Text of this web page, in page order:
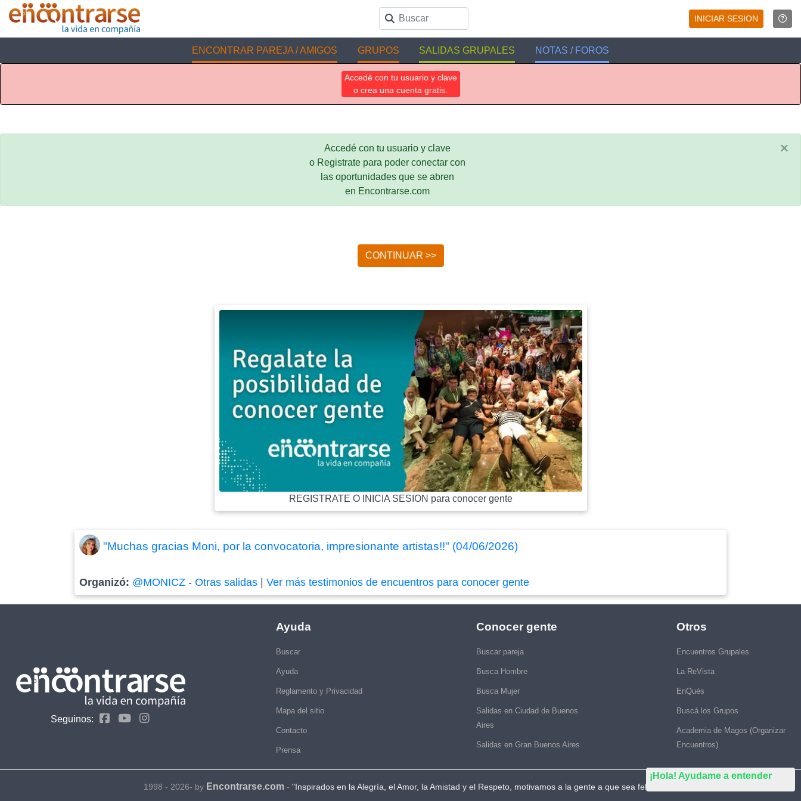
INICIAR SESION
ENCONTRAR PAREJA / AMIGOS GRUPOS SALIDAS GRUPALES NOTAS / FOROS
¡Hola! Ayudame a entender
Accedé con tu usuario y clave
o crea una cuenta gratis.
Accedé con tu usuario y clave
o Registrate para poder conectar con
las oportunidades que se abren
en Encontrarse.com
×
CONTINUAR >>
REGISTRATE O INICIA SESION para conocer gente
"Muchas gracias Moni, por la convocatoria, impresionante artistas!!" (04/06/2026)
Organizó: @MONICZ -Otras salidas |Ver más testimonios de encuentros para conocer gente
Seguinos:
Ayuda
Buscar
Ayuda
Reglamento y Privacidad
Mapa del sitio
Contacto
Prensa
Conocer gente
Buscar pareja
Busca Hombre
Busca Mujer
Salidas en Ciudad de Buenos
Aires
Salidas en Gran Buenos Aires
Otros
Encuentros Grupales
La ReVista
EnQués
Buscá los Grupos
Academia de Magos (Organizar
Encuentros)
1998 - 2026- by Encontrarse.com- "Inspirados en la Alegría, el Amor, la Amistad y el Respeto, motivamos a la gente a que sea feliz."